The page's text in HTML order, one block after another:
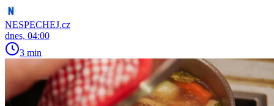
NESPECHEJ.cz
dnes, 04:00
3 min